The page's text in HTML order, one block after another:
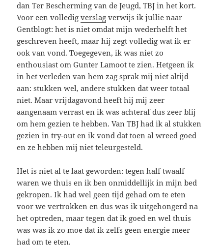
dan Ter Bescherming van de Jeugd, TBJ in het kort.
Voor een volledigverslag verwijs ik jullie naar
Gentblogt: het is niet omdat mijn wederhelft het
geschreven heeft, maar hij zegt volledig wat ik er
ook van vond. Toegegeven, ik was niet zo
enthousiast om Gunter Lamoot te zien. Hetgeen ik
in het verleden van hem zag sprak mij niet altijd
aan: stukken wel, andere stukken dat weer totaal
niet. Maar vrijdagavond heeft hij mij zeer
aangenaam verrast en ik was achteraf dus zeer blij
om hem gezien te hebben. Van TBJ had ik al stukken
gezien in try-out en ik vond dat toen al wreed goed
en ze hebben mij niet teleurgesteld.
Het is niet al te laat geworden: tegen half twaalf
waren we thuis en ik ben onmiddellijk in mijn bed
gekropen. Ik had wel geen tijd gehad om te eten
voor we vertrokken en dus was ik uitgehongerd na
het optreden, maar tegen dat ik goed en wel thuis
was was ik zo moe dat ik zelfs geen energie meer
had om te eten.